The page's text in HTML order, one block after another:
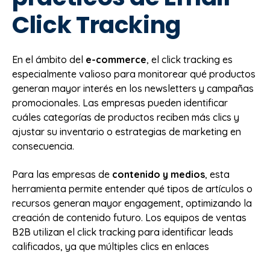
Click Tracking
En el ámbito del e-commerce, el click tracking es
especialmente valioso para monitorear qué productos
generan mayor interés en los newsletters y campañas
promocionales. Las empresas pueden identificar
cuáles categorías de productos reciben más clics y
ajustar su inventario o estrategias de marketing en
consecuencia.
Para las empresas de contenido y medios, esta
herramienta permite entender qué tipos de artículos o
recursos generan mayor engagement, optimizando la
creación de contenido futuro. Los equipos de ventas
B2B utilizan el click tracking para identificar leads
calificados, ya que múltiples clics en enlaces